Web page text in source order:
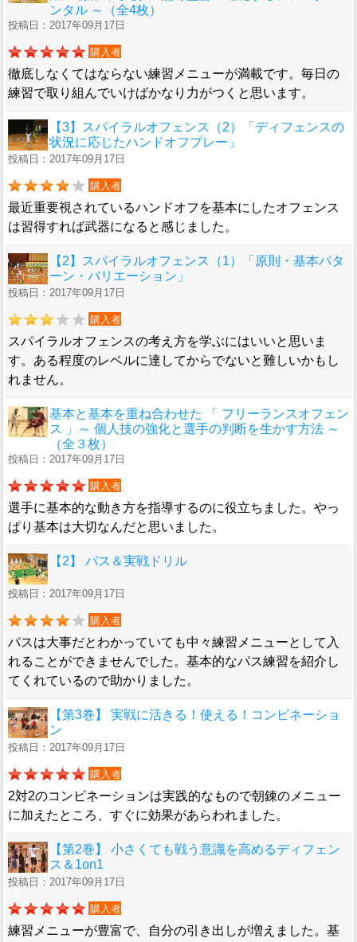
ンタル ～（全4枚）
投稿日：2017年09月17日
購入者
徹底しなくてはならない練習メニューが満載です。毎日の
練習で取り組んでいけばかなり力がつくと思います。
【3】スパイラルオフェンス（2）「ディフェンスの
状況に応じたハンドオフプレー」
投稿日：2017年09月17日
購入者
最近重要視されているハンドオフを基本にしたオフェンス
は習得すれば武器になると感じました。
【2】スパイラルオフェンス（1）「原則・基本パタ
ーン・バリエーション」
投稿日：2017年09月17日
購入者
スパイラルオフェンスの考え方を学ぶにはいいと思いま
す。ある程度のレベルに達してからでないと難しいかもし
れません。
基本と基本を重ね合わせた 「 フリーランスオフェン
ス 」～ 個人技の強化と選手の判断を生かす方法 ～
（全３枚）
投稿日：2017年09月17日
購入者
選手に基本的な動き方を指導するのに役立ちました。やっ
ぱり基本は大切なんだと思いました。
【2】 パス＆実戦ドリル
投稿日：2017年09月17日
購入者
パスは大事だとわかっていても中々練習メニューとして入
れることができませんでした。基本的なパス練習を紹介し
てくれているので助かりました。
【第3巻】 実戦に活きる！使える！コンビネーショ
ン
投稿日：2017年09月17日
購入者
2対2のコンビネーションは実践的なもので朝錬のメニュー
に加えたところ、すぐに効果があらわれました。
【第2巻】 小さくても戦う意識を高めるディフェン
ス＆1on1
投稿日：2017年09月17日
購入者
練習メニューが豊富で、自分の引き出しが増えました。基